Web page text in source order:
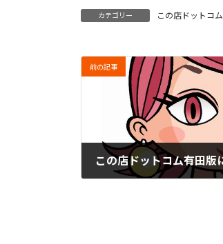
カテゴリー この店ドットコム
前の記事